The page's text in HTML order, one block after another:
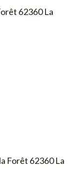
62360 La
Forêt 62360 La